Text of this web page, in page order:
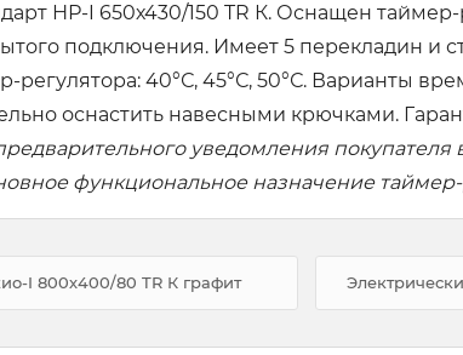
НР-I 650х430/150 TR К. Оснащен
подключения. Имеет 5 перекладин и
40°С, 45°С, 50°С. Варианты
оснастить навесными крючками.
уведомления
функциональное назначение
I 800х400/80 TR К графит